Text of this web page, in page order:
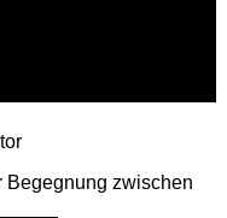
Begegnung zwischen